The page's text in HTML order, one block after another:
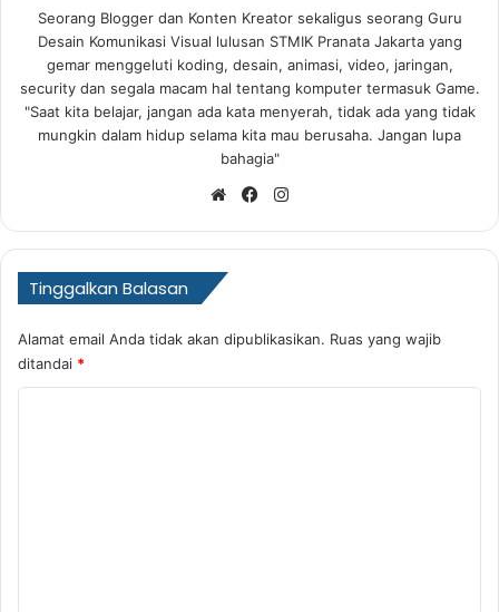
Seorang Blogger dan Konten Kreator sekaligus seorang Guru
Desain Komunikasi Visual lulusan STMIK Pranata Jakarta yang
gemar menggeluti koding, desain, animasi, video, jaringan,
security dan segala macam hal tentang komputer termasuk Game.
"Saat kita belajar, jangan ada kata menyerah, tidak ada yang tidak
mungkin dalam hidup selama kita mau berusaha. Jangan lupa
bahagia"
WebsiteFacebook
Tinggalkan Balasan
Alamat email Anda tidak akan dipublikasikan. Ruas yang wajib
ditandai *